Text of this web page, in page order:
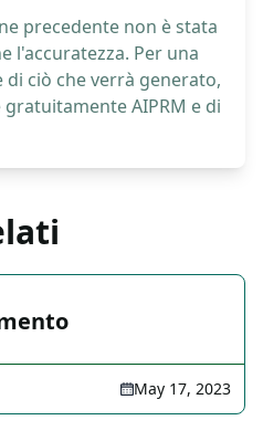
precedente non è stata
l'accuratezza. Per una
ciò che verrà generato,
AIPRM e di
May 17, 2023